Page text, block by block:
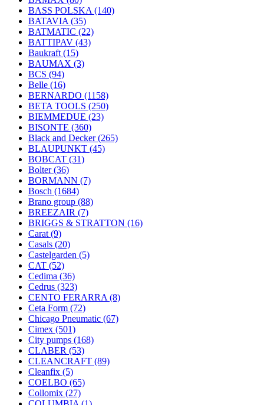
BASS POLSKA (140)
BATAVIA (35)
BATMATIC (22)
BATTIPAV (43)
Baukraft (15)
BAUMAX (3)
BCS (94)
Belle (16)
BERNARDO (1158)
BETA TOOLS (250)
BIEMMEDUE (23)
BISONTE (360)
Black and Decker(265)
BLAUPUNKT (45)
BOBCAT (31)
Bolter(36)
BORMANN (7)
Bosch (1684)
Brano group (88)
BREEZAIR (7)
BRIGGS & STRATTON (16)
Carat (9)
Casals (20)
Castelgarden (5)
CAT (52)
Cedima (36)
Cedrus (323)
CENTO FERARRA (8)
Ceta Form (72)
Chicago Pneumatic (67)
Cimex (501)
City pumps (168)
CLABER (53)
CLEANCRAFT (89)
Cleanfix (5)
COELBO (65)
Collomix (27)